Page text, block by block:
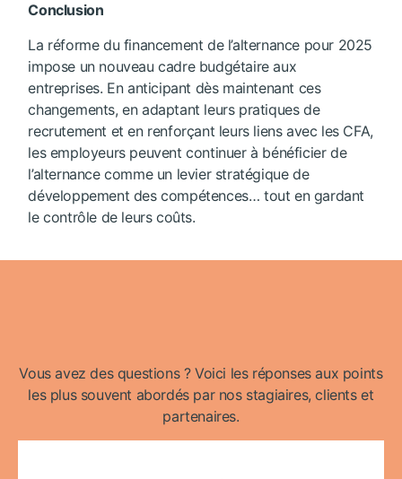
Conclusion
La réforme du financement de l’alternance pour 2025
impose un nouveau cadre budgétaire aux
entreprises. En anticipant dès maintenant ces
changements, en adaptant leurs pratiques de
recrutement et en renforçant leurs liens avec les CFA,
les employeurs peuvent continuer à bénéficier de
l’alternance comme un levier stratégique de
développement des compétences… tout en gardant
le contrôle de leurs coûts.
Vous avez des questions ? Voici les réponses aux points
les plus souvent abordés par nos stagiaires, clients et
partenaires.